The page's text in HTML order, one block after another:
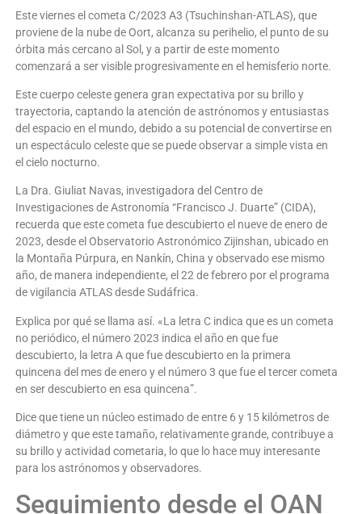
Este viernes el cometa C/2023 A3 (Tsuchinshan-ATLAS), que
proviene de la nube de Oort, alcanza su perihelio, el punto de su
órbita más cercano al Sol, y a partir de este momento
comenzará a ser visible progresivamente en el hemisferio norte.
Este cuerpo celeste genera gran expectativa por su brillo y
trayectoria, captando la atención de astrónomos y entusiastas
del espacio en el mundo, debido a su potencial de convertirse en
un espectáculo celeste que se puede observar a simple vista en
el cielo nocturno.
La Dra. Giuliat Navas, investigadora del Centro de
Investigaciones de Astronomía “Francisco J. Duarte” (CIDA),
recuerda que este cometa fue descubierto el nueve de enero de
2023, desde el Observatorio Astronómico Zijinshan, ubicado en
la Montaña Púrpura, en Nankín, China y observado ese mismo
año, de manera independiente, el 22 de febrero por el programa
de vigilancia ATLAS desde Sudáfrica.
Explica por qué se llama así. «La letra C indica que es un cometa
no periódico, el número 2023 indica el año en que fue
descubierto, la letra A que fue descubierto en la primera
quincena del mes de enero y el número 3 que fue el tercer cometa
en ser descubierto en esa quincena”.
Dice que tiene un núcleo estimado de entre 6 y 15 kilómetros de
diámetro y que este tamaño, relativamente grande, contribuye a
su brillo y actividad cometaria, lo que lo hace muy interesante
para los astrónomos y observadores.
Seguimiento desde el OAN